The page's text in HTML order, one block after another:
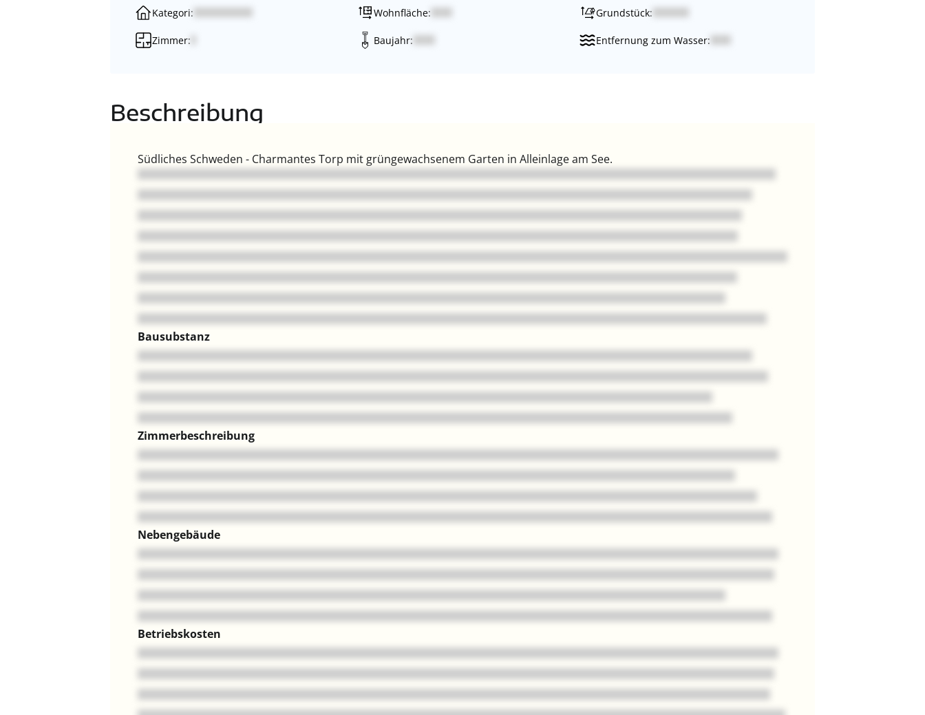
Kategori: Wohnfläche: Grundstück:
Zimmer: Baujahr: Entfernung zum Wasser:
Beschreibung
Südliches Schweden - Charmantes Torp mit grüngewachsenem Garten in Alleinlage am See.
Bausubstanz
Zimmerbeschreibung
Nebengebäude
Betriebskosten